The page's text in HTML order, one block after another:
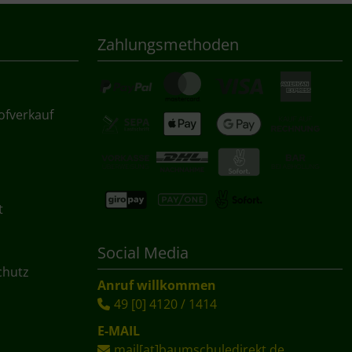
Zahlungsmethoden
Social Media
Anruf willkommen
49 [0] 4120 / 1414
E-MAIL